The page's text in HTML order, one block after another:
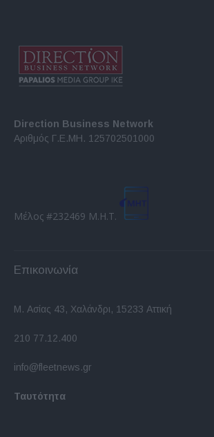
Direction Business Network
Αριθμός Γ.Ε.ΜΗ. 125702501000
Μέλος #232469 Μ.Η.Τ.
Επικοινωνία
Μ. Ασίας 43, Χαλάνδρι, 15233 Αττική
210 77.12.400
info@fleetnews.gr
Ταυτότητα